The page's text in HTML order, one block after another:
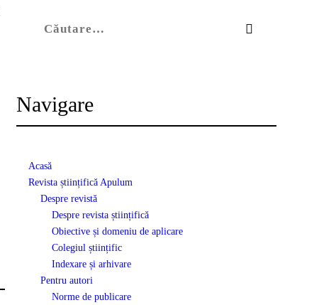
Navigare
Acasă
Revista științifică Apulum
Despre revistă
Despre revista științifică
Obiective și domeniu de aplicare
Colegiul științific
Indexare și arhivare
Pentru autori
Norme de publicare